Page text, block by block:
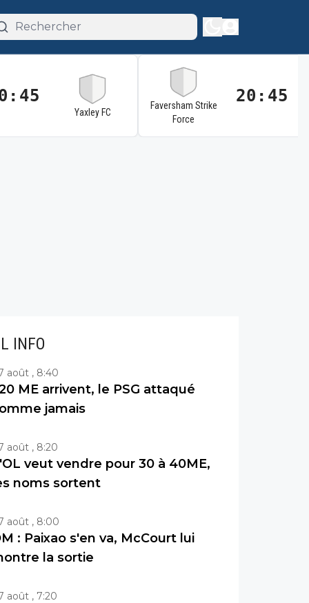
Yaxley FC
Faversham Strike
Force
20:45
INFO
août , 8:40
ME arrivent, le PSG attaqué
jamais
août , 8:20
veut vendre pour 30 à 40ME,
noms sortent
août , 8:00
: Paixao s'en va, McCourt lui
la sortie
août , 7:20